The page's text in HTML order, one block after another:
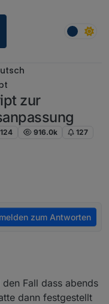
zur
124 916.0k 127
zum Antworten
Fall dass abends
dann festgestellt